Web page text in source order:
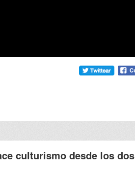
culturismo desde los dos